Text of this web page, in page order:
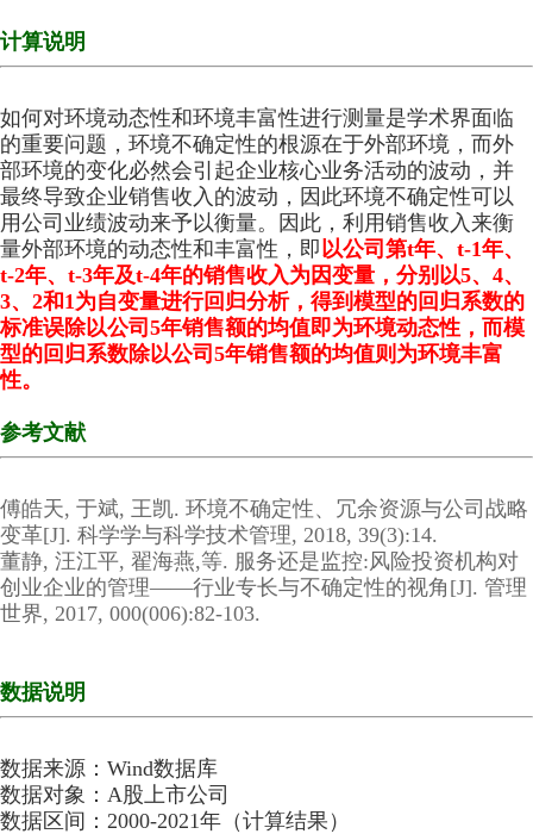
计算说明
如何对环境动态性和环境丰富性进行测量是学术界面临
的重要问题，环境不确定性的根源在于外部环境，而外
部环境的变化必然会引起企业核心业务活动的波动，并
最终导致企业销售收入的波动，因此环境不确定性可以
用公司业绩波动来予以衡量。因此，利用销售收入来衡
量外部环境的动态性和丰富性，即 以公司第t年、t-1年、
t-2年、t-3年及t-4年的销售收入为因变量，分别以5、4、
3、2和1为自变量进行回归分析，得到模型的回归系数的
标准误除以公司5年销售额的均值即为环境动态性，而模
型的回归系数除以公司5年销售额的均值则为环境丰富
性。
参考文献
傅皓天, 于斌, 王凯. 环境不确定性、冗余资源与公司战略
变革[J]. 科学学与科学技术管理, 2018, 39(3):14.
董静, 汪江平, 翟海燕,等. 服务还是监控:风险投资机构对
创业企业的管理——行业专长与不确定性的视角[J]. 管理
世界, 2017, 000(006):82-103.
数据说明
数据来源：Wind数据库
数据对象：A股上市公司
数据区间：2000-2021年（计算结果）